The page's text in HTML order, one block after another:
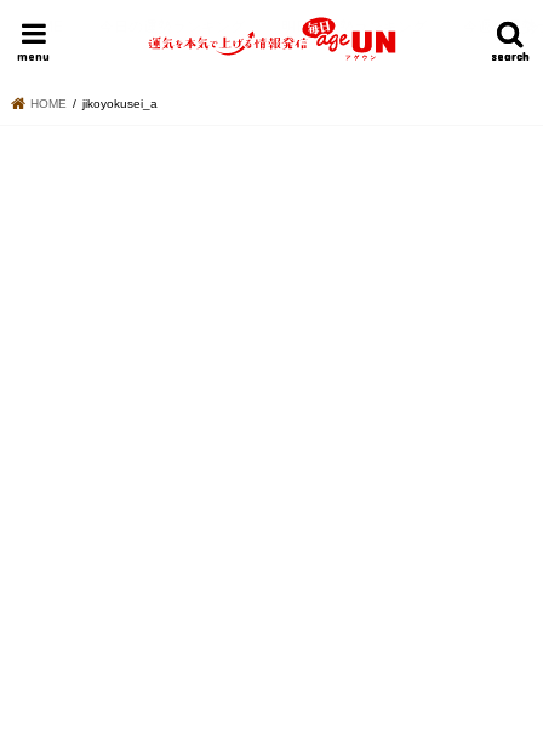
search
search
menu
HOME 明日の運勢ランキング 今週の運勢
HOME jikoyokusei_a